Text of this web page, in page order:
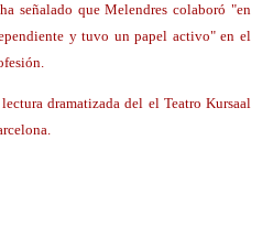
señalado que Melendres colaboró "en
y tuvo un papel activo" en el
dramatizada del el Teatro Kursaal